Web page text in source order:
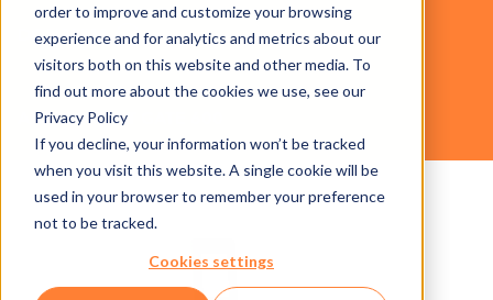
order to improve and customize your browsing
experience and for analytics and metrics about our
visitors both on this website and other media. To
find out more about the cookies we use, see our
Privacy Policy
If you decline, your information won’t be tracked
when you visit this website. A single cookie will be
used in your browser to remember your preference
not to be tracked.
Cookies settings
AXESS SMART GATE 600
DONANIM